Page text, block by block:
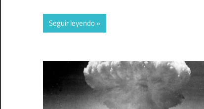
Seguir leyendo